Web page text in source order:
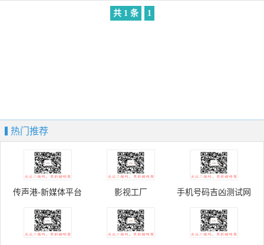
共 1 条 1
热门推荐
传声港-新媒体平台 影视工厂 手机号码吉凶测试网